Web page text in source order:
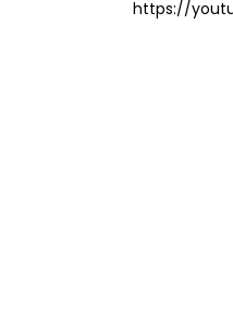
https://